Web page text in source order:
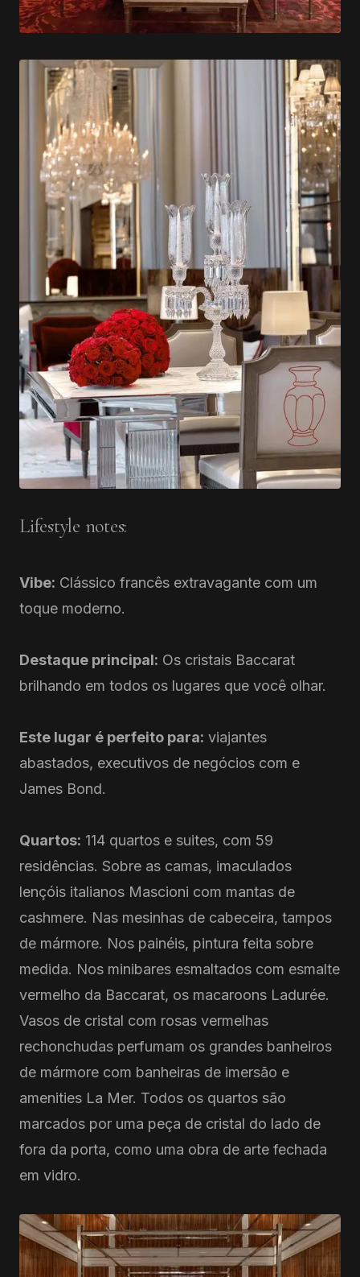
Lifestyle notes:
Vibe: Clássico francês extravagante com um
toque moderno.
Destaque principal: Os cristais Baccarat
brilhando em todos os lugares que você olhar.
Este lugar é perfeito para: viajantes
abastados, executivos de negócios com e
James Bond.
Quartos: 114 quartos e suites, com 59
residências. Sobre as camas, imaculados
lençóis italianos Mascioni com mantas de
cashmere. Nas mesinhas de cabeceira, tampos
de mármore. Nos painéis, pintura feita sobre
medida. Nos minibares esmaltados com esmalte
vermelho da Baccarat, os macaroons Ladurée.
Vasos de cristal com rosas vermelhas
rechonchudas perfumam os grandes banheiros
de mármore com banheiras de imersão e
amenities La Mer. Todos os quartos são
marcados por uma peça de cristal do lado de
fora da porta, como uma obra de arte fechada
em vidro.